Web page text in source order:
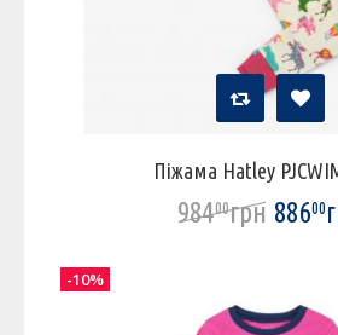
Піжама Hatley
98400грн 88600
-10%